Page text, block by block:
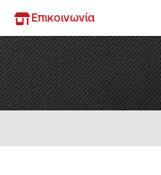
Επικοινωνία